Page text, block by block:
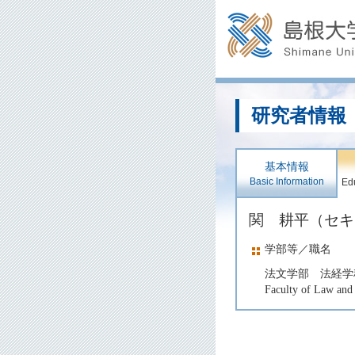
研究者情報
基本情報
Basic Information
関 耕平（セ
学部等／職名
法文学部 法経
Faculty of Law